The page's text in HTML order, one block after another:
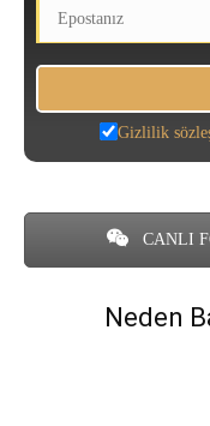
Gizlilik
CANLI
Neden